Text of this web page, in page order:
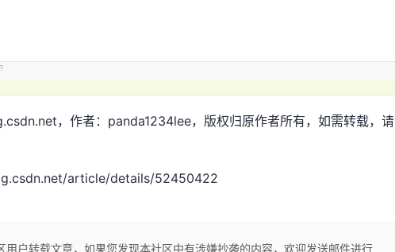
?
，作者：panda1234lee，版权归原作者所有，如需转载，请
article/details/52450422
用户转载文章，如果您发现本社区中有涉嫌抄袭的内容，欢迎发送邮件进行